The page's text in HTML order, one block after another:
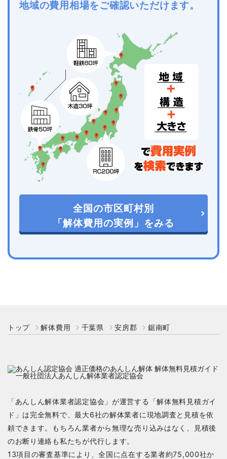
地域の費用相場をご確認いただけます。
全国の市区町村別
「解体費用の実例」をみる
トップ 解体費用 千葉県 安房郡 鋸南町
「あんしん解体業者認定協会」が運営する「解体無料見積ガイ
ド」は完全無料で、最大6社の解体業者に現地調査と見積を依
頼できます。もちろん業者から無理な売り込みはなく、見積後
のお断り連絡も私たちが代行します。
13項目の審査基準により、全国に点在する業者約75,000社か